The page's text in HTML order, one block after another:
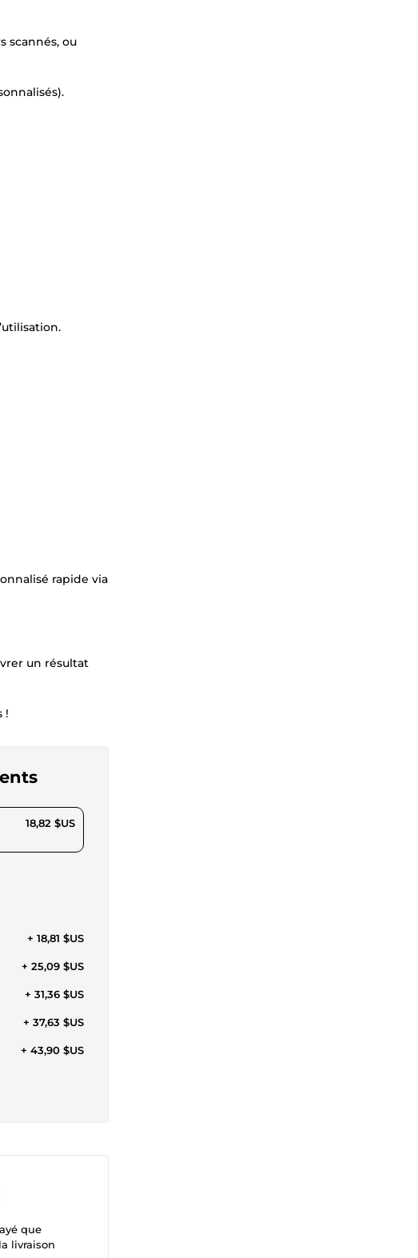
scannés, ou
rapide via
un résultat
!
18,82 $US
+ 18,81 $US
+ 25,09 $US
+ 31,36 $US
+ 37,63 $US
+ 43,90 $US
que
livraison